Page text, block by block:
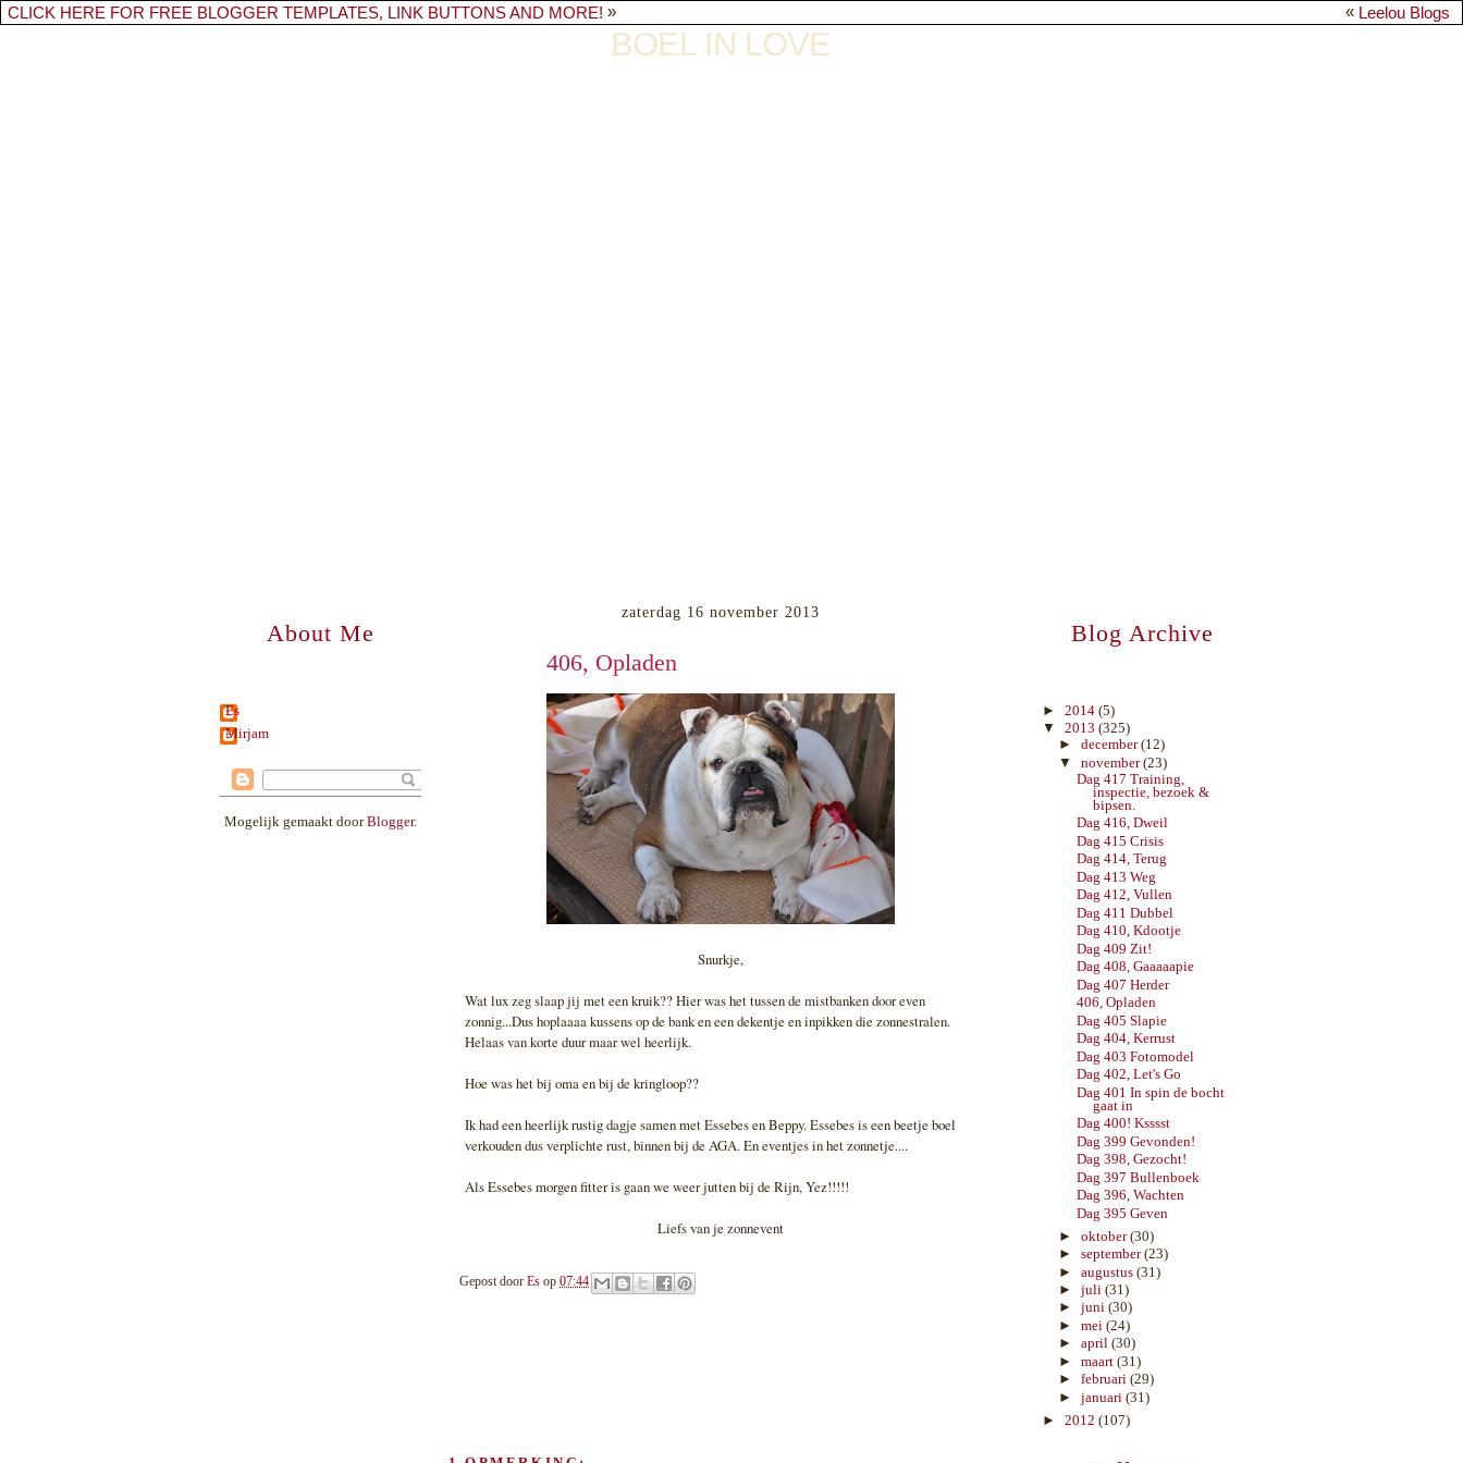
« Leelou Blogs
CLICK HERE FOR FREE BLOGGER TEMPLATES, LINK BUTTONS AND MORE! »
BOEL IN LOVE
About Me
Es
Mirjam
Mogelijk gemaakt doorBlogger.
zaterdag 16 november 2013
406, Opladen
Snurkje,
Wat lux zeg slaap jij met een kruik?? Hier was het tussen de mistbanken door even
zonnig...Dus hoplaaaa kussens op de bank en een dekentje en inpikken die zonnestralen.
Helaas van korte duur maar wel heerlijk.
Hoe was het bij oma en bij de kringloop??
Ik had een heerlijk rustig dagje samen met Essebes en Beppy. Essebes is een beetje boel
verkouden dus verplichte rust, binnen bij de AGA. En eventjes in het zonnetje....
Als Essebes morgen fitter is gaan we weer jutten bij de Rijn, Yez!!!!!
Liefs van je zonnevent
Gepost door Es op 07:44
Blog Archive
► 2014 (5)
▼ 2013 (325)
►december(12)
▼november(23)
Dag 417 Training,
inspectie, bezoek &
bipsen.
Dag 416, Dweil
Dag 415 Crisis
Dag 414, Terug
Dag 413 Weg
Dag 412, Vullen
Dag 411 Dubbel
Dag 410, Kdootje
Dag 409 Zit!
Dag 408, Gaaaaapie
Dag 407 Herder
406, Opladen
Dag 405 Slapie
Dag 404, Kerrust
Dag 403 Fotomodel
Dag 402, Let's Go
Dag 401 In spin de bocht
gaat in
Dag 400! Ksssst
Dag 399 Gevonden!
Dag 398, Gezocht!
Dag 397 Bullenboek
Dag 396, Wachten
Dag 395 Geven
►oktober(30)
►september(23)
►augustus(31)
►juli(31)
►juni(30)
►mei(24)
►april(30)
►maart(31)
►februari(29)
►januari(31)
► 2012 (107)